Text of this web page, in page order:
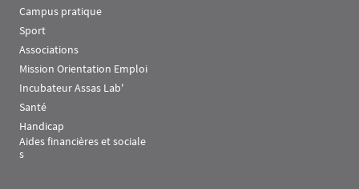
Campus pratique
Sport
Associations
Mission Orientation Emploi
Incubateur Assas Lab'
Santé
Handicap
Aides financières et sociale
s